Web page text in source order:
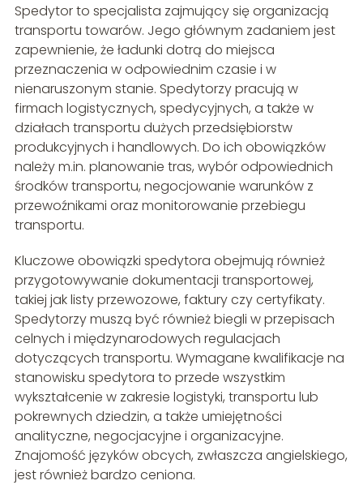
Spedytor to specjalista zajmujący się organizacją
transportu towarów. Jego głównym zadaniem jest
zapewnienie, że ładunki dotrą do miejsca
przeznaczenia w odpowiednim czasie i w
nienaruszonym stanie. Spedytorzy pracują w
firmach logistycznych, spedycyjnych, a także w
działach transportu dużych przedsiębiorstw
produkcyjnych i handlowych. Do ich obowiązków
należy m.in. planowanie tras, wybór odpowiednich
środków transportu, negocjowanie warunków z
przewoźnikami oraz monitorowanie przebiegu
transportu.
Kluczowe obowiązki spedytora obejmują również
przygotowywanie dokumentacji transportowej,
takiej jak listy przewozowe, faktury czy certyfikaty.
Spedytorzy muszą być również biegli w przepisach
celnych i międzynarodowych regulacjach
dotyczących transportu. Wymagane kwalifikacje na
stanowisku spedytora to przede wszystkim
wykształcenie w zakresie logistyki, transportu lub
pokrewnych dziedzin, a także umiejętności
analityczne, negocjacyjne i organizacyjne.
Znajomość języków obcych, zwłaszcza angielskiego,
jest również bardzo ceniona.